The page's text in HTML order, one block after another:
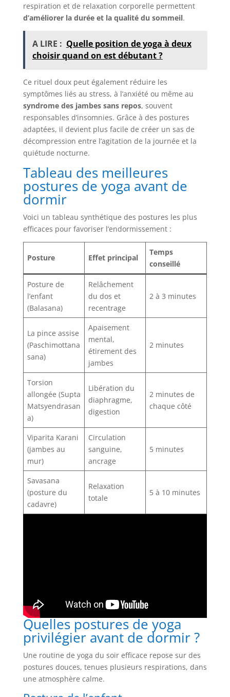
respiration et de relaxation corporelle permettent
d’améliorer la durée et la qualité du sommeil.
A LIRE : Quelle position de yoga à deux
choisir quand on est débutant ?
Ce rituel doux peut également réduire les
symptômes liés au stress, à l’anxiété ou même au
syndrome des jambes sans repos, souvent
responsables d’insomnies. Grâce à des postures
adaptées, il devient plus facile de créer un sas de
décompression entre l’agitation de la journée et la
quiétude nocturne.
Tableau des meilleures
postures de yoga avant de
dormir
Voici un tableau synthétique des postures les plus
efficaces pour favoriser l’endormissement :
Posture Effet principal
Temps
conseillé
Posture de
l’enfant
(Balasana)
Relâchement
du dos et
recentrage
2 à 3 minutes
La pince assise
(Paschimottana
sana)
Apaisement
mental,
étirement des
jambes
2 minutes
Torsion
allongée (Supta
Matsyendrasan
a)
Libération du
diaphragme,
digestion
2 minutes de
chaque côté
Viparita Karani
(jambes au
mur)
Circulation
sanguine,
ancrage
5 minutes
Savasana
(posture du
cadavre)
Relaxation
totale
5 à 10 minutes
Quelles postures de yoga
privilégier avant de dormir ?
Une routine de yoga du soir efficace repose sur des
postures douces, tenues plusieurs respirations, dans
une atmosphère calme.